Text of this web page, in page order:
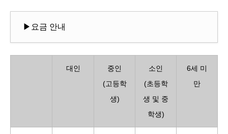
▶요금 안내
대인
중인
(고등학
생)
소인
(초등학
생 및 중
학생)
6세 미
만